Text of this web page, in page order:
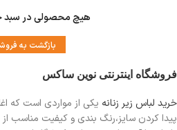
هیچ محصولی در سبد
بازگشت به
فروشگاه اینترنتی نوین ساکس
خرید لباس زیر زنانه یکی از مواردی است که
پیدا کردن سایز،رنگ بندی و کیفیت مناسب